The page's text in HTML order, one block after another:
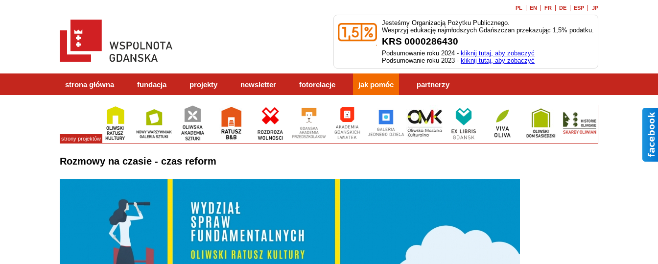
PL EN FR DE ESP JP
Jesteśmy Organizacją Pożytku Publicznego.
Wesprzyj edukację najmłodszych Gdańszczan przekazując 1,5% podatku.
KRS 0000286430
Podsumowanie roku 2024 - kliknij tutaj, aby zobaczyć
Podsumowanie roku 2023 - kliknij tutaj, aby zobaczyć
strona główna fundacja projekty newsletter fotorelacje jak pomóc partnerzy
strony projektów
Rozmowy na czasie - czas reform